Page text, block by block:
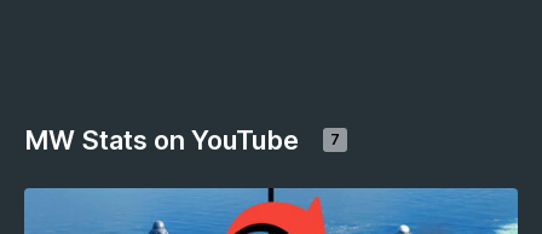
MW Stats on YouTube 7